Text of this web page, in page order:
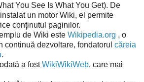
You See Is What You Get). De
un motor Wiki, el permite
conţinutul paginilor.
de Wiki este Wikipedia.org , o
continuă dezvoltare, fondatorul căreia
.
a fostWikiWikiWeb, care mai